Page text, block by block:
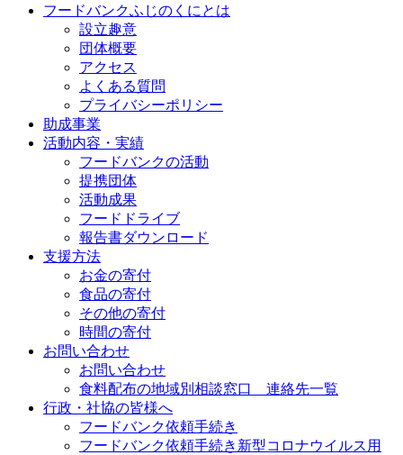
フードバンクふじのくにとは
設立趣意
団体概要
アクセス
よくある質問
プライバシーポリシー
助成事業
活動内容・実績
フードバンクの活動
提携団体
活動成果
フードドライブ
報告書ダウンロード
支援方法
お金の寄付
食品の寄付
その他の寄付
時間の寄付
お問い合わせ
お問い合わせ
食料配布の地域別相談窓口 連絡先一覧
行政・社協の皆様へ
フードバンク依頼手続き
フードバンク依頼手続き新型コロナウイルス用